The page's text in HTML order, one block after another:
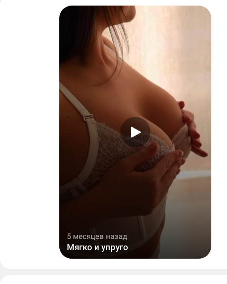
5 месяцев назад
Мягко и упруго